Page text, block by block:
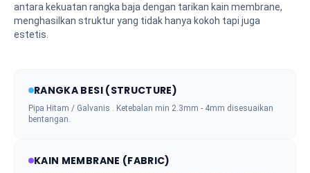
antara kekuatan rangka baja dengan tarikan kain membrane,
menghasilkan struktur yang tidak hanya kokoh tapi juga
estetis.
RANGKA BESI (STRUCTURE)
Pipa Hitam / Galvanis . Ketebalan min 2.3mm - 4mm disesuaikan
bentangan.
KAIN MEMBRANE (FABRIC)